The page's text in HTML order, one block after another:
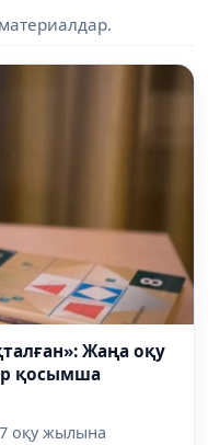
Жаңа оқу
қосымша
оқу жылына